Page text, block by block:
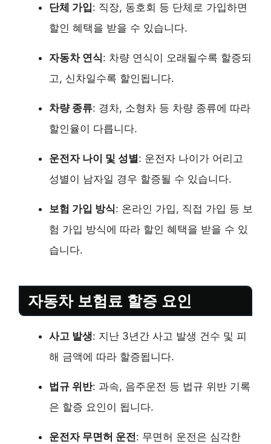
단체 가입: 직장, 동호회 등 단체로 가입하면
할인 혜택을 받을 수 있습니다.
자동차 연식: 차량 연식이 오래될수록 할증되
고, 신차일수록 할인됩니다.
차량 종류: 경차, 소형차 등 차량 종류에 따라
할인율이 다릅니다.
운전자 나이 및 성별: 운전자 나이가 어리고
성별이 남자일 경우 할증될 수 있습니다.
보험 가입 방식: 온라인 가입, 직접 가입 등 보
험 가입 방식에 따라 할인 혜택을 받을 수 있
습니다.
자동차 보험료 할증 요인
사고 발생: 지난 3년간 사고 발생 건수 및 피
해 금액에 따라 할증됩니다.
법규 위반: 과속, 음주운전 등 법규 위반 기록
은 할증 요인이 됩니다.
운전자 무면허 운전: 무면허 운전은 심각한